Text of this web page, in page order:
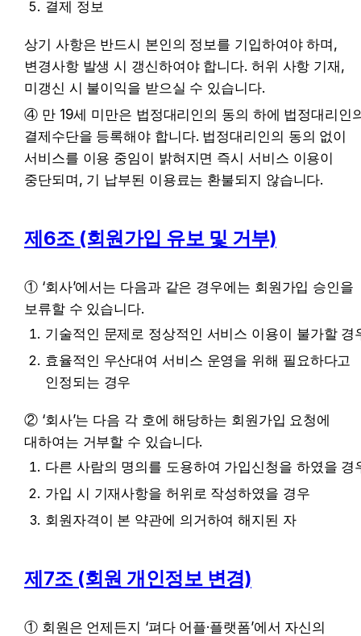
결제 정보
상기 사항은 반드시 본인의 정보를 기입하여야 하며,
변경사항 발생 시 갱신하여야 합니다. 허위 사항 기재,
미갱신 시 불이익을 받으실 수 있습니다.
④ 만 19세 미만은 법정대리인의 동의 하에 법정대리인
결제수단을 등록해야 합니다. 법정대리인의 동의 없이
서비스를 이용 중임이 밝혀지면 즉시 서비스 이용이
중단되며, 기 납부된 이용료는 환불되지 않습니다.
제6조 (회원가입 유보 및 거부)
① ‘회사’에서는 다음과 같은 경우에는 회원가입 승인을
보류할 수 있습니다.
기술적인 문제로 정상적인 서비스 이용이 불가할 경
효율적인 우산대여 서비스 운영을 위해 필요하다고
인정되는 경우
② ‘회사’는 다음 각 호에 해당하는 회원가입 요청에
대하여는 거부할 수 있습니다.
다른 사람의 명의를 도용하여 가입신청을 하였을 경
가입 시 기재사항을 허위로 작성하였을 경우
회원자격이 본 약관에 의거하여 해지된 자
제7조 (회원 개인정보 변경)
① 회원은 언제든지 ‘펴다 어플·플랫폼’에서 자신의